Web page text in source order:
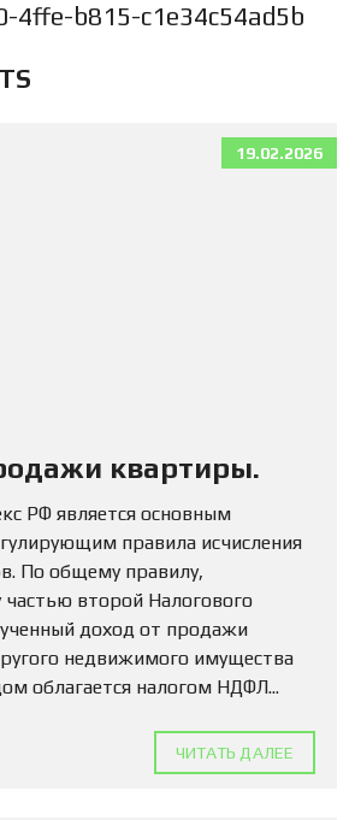
4ffe-b815-c1e34c54ad5b
19.02.2026
квартиры.
РФ является основным
правила исчисления
По общему правилу,
частью второй Налогового
доход от продажи
недвижимого имущества
облагается налогом НДФЛ...
ЧИТАТЬ ДАЛЕЕ